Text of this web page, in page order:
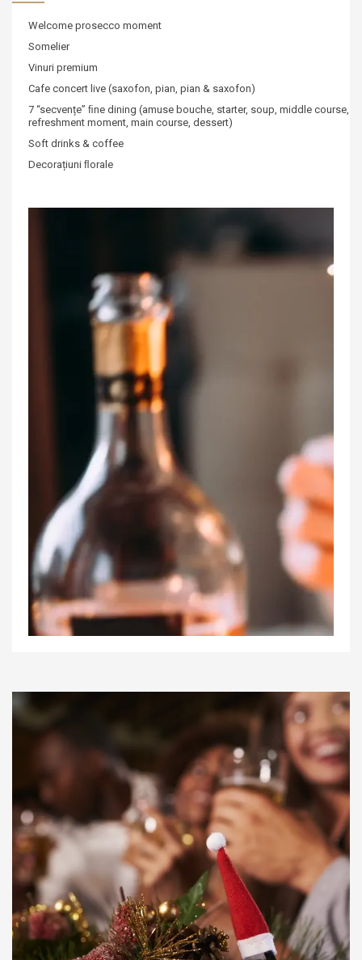
Welcome prosecco moment
Somelier
Vinuri premium
Cafe concert live (saxofon, pian, pian & saxofon)
7 “secvențe” ﬁne dining (amuse bouche, starter, soup, middle course,
refreshment moment, main course, dessert)
Soft drinks & coffee
Decorațiuni ﬂorale